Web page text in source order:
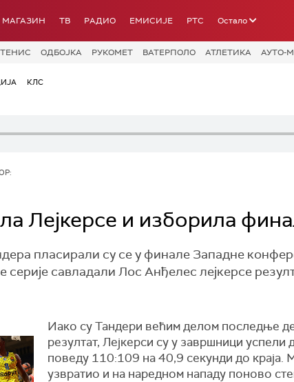
МАГАЗИН ТВ РАДИО ЕМИСИЈЕ РТС Остало
ТЕНИС ОДБОЈКА РУКОМЕТ ВАТЕРПОЛО АТЛЕТИКА АУТО-
КЛС
Лејкерсе и изборила
пласирали су се у финале Западне
савладали Лос Анђелес лејкерсе
Иако су Тандери већим делом последње
резултат, Лејкерси су у завршници успели
поведу 110:109 на 40,9 секунди до краја.
узвратио и на наредном нападу поново